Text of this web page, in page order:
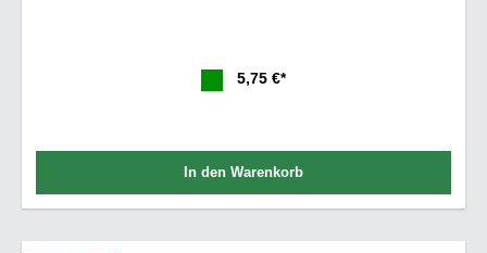
5,75 €*
In den Warenkorb